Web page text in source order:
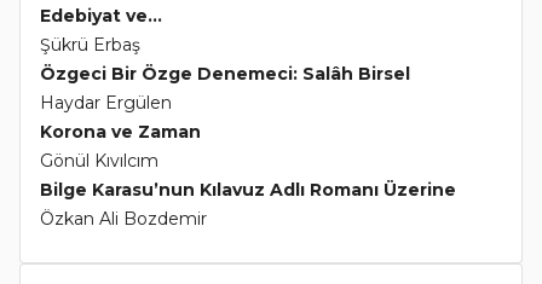
Edebiyat ve...
Şükrü Erbaş
Özgeci Bir Özge Denemeci: Salâh Birsel
Haydar Ergülen
Korona ve Zaman
Gönül Kıvılcım
Bilge Karasu’nun Kılavuz Adlı Romanı Üzerine
Özkan Ali Bozdemir